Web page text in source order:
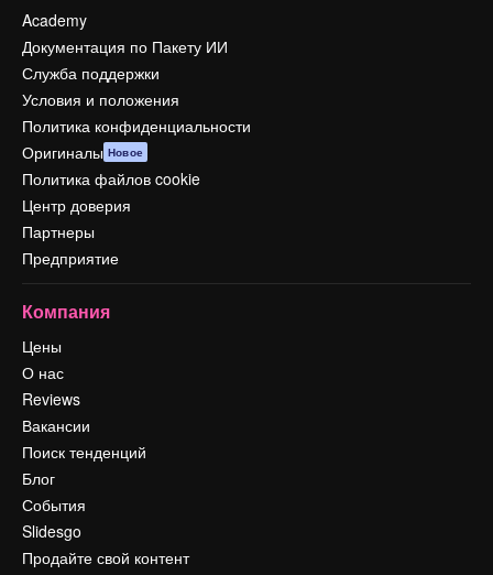
Academy
Документация по Пакету ИИ
Служба поддержки
Условия и положения
Политика конфиденциальности
Оригиналы Новое
Политика файлов cookie
Центр доверия
Партнеры
Предприятие
Компания
Цены
О нас
Reviews
Вакансии
Поиск тенденций
Блог
События
Slidesgo
Продайте свой контент